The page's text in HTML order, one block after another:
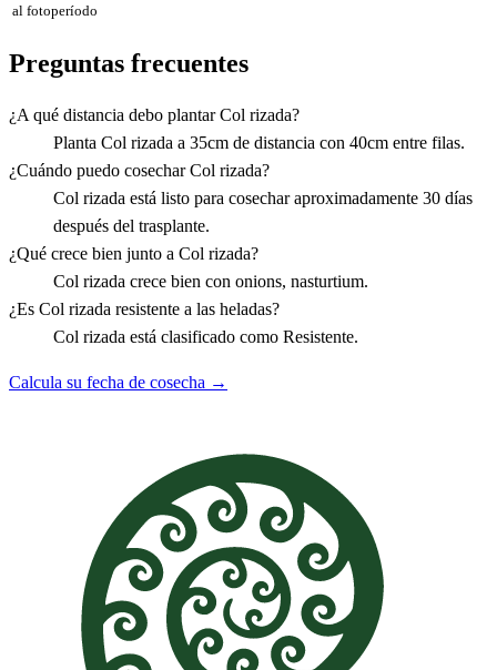
al fotoperíodo
Preguntas frecuentes
¿A qué distancia debo plantar Col rizada?
Planta Col rizada a 35cm de distancia con 40cm entre filas.
¿Cuándo puedo cosechar Col rizada?
Col rizada está listo para cosechar aproximadamente 30 días
después del trasplante.
¿Qué crece bien junto a Col rizada?
Col rizada crece bien con onions, nasturtium.
¿Es Col rizada resistente a las heladas?
Col rizada está clasificado como Resistente.
Calcula su fecha de cosecha →